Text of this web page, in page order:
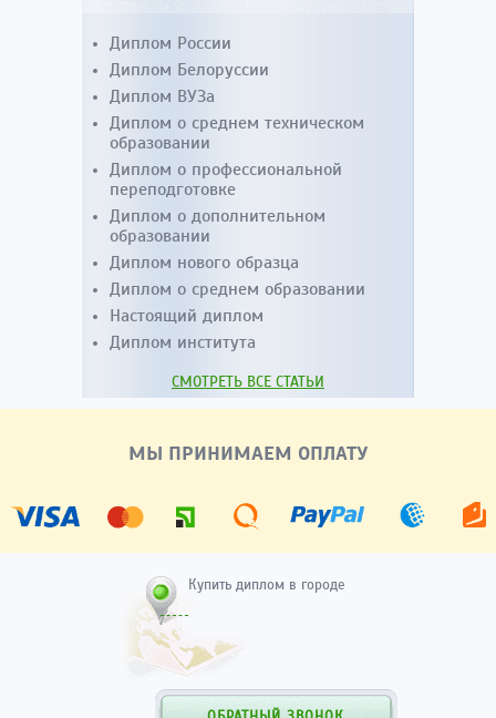
Диплом России
Диплом Белоруссии
Диплом ВУЗа
Диплом о среднем техническом
образовании
Диплом о профессиональной
переподготовке
Диплом о дополнительном
образовании
Диплом нового образца
Диплом о среднем образовании
Настоящий диплом
Диплом института
СМОТРЕТЬ ВСЕ СТАТЬИ
МЫ ПРИНИМАЕМ ОПЛАТУ
Купить диплом в городе